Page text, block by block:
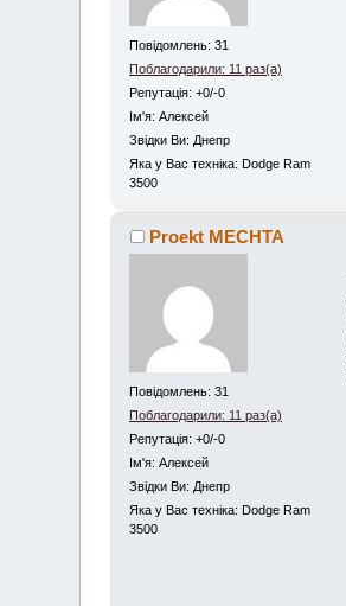
Повідомлень: 31
Поблагодарили: 11 раз(а)
Репутація: +0/-0
Iм'я: Алексей
Звідки Ви: Днепр
Яка у Вас техніка: Dodge Ram
3500
Proekt MECHTA
Повідомлень: 31
Поблагодарили: 11 раз(а)
Репутація: +0/-0
Iм'я: Алексей
Звідки Ви: Днепр
Яка у Вас техніка: Dodge Ram
3500